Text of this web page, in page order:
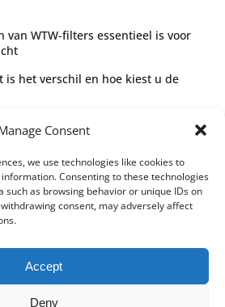
Consent
we use technologies like cookies to
Consenting to these technologies
such as browsing behavior or unique IDs on
consent, may adversely affect
Accept
Deny
van WTW-filters essentieel is voor
is het verschil en hoe kiest u de
filtertypes en het kiezen van de